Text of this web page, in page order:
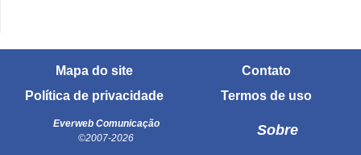
Mapa do site
Contato
Política de privacidade
Termos de uso
Everweb Comunicação
©2007-2026
Sobre